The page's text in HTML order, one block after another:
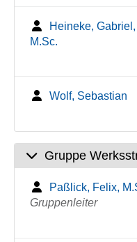
Heineke, Gabriel,
M.Sc.
Wolf, Sebastian
Gruppe
Paßlick, Felix,
Gruppenleiter